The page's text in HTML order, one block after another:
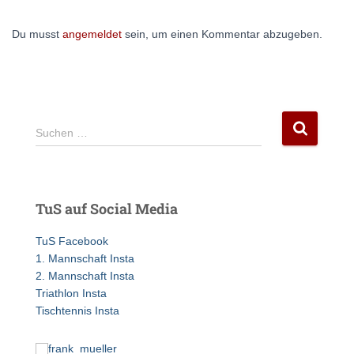
Du musst angemeldet sein, um einen Kommentar abzugeben.
S
u
n
a
c
h
:
Suchen …
TuS auf Social Media
TuS Facebook
1. Mannschaft Insta
2. Mannschaft Insta
Triathlon Insta
Tischtennis Insta